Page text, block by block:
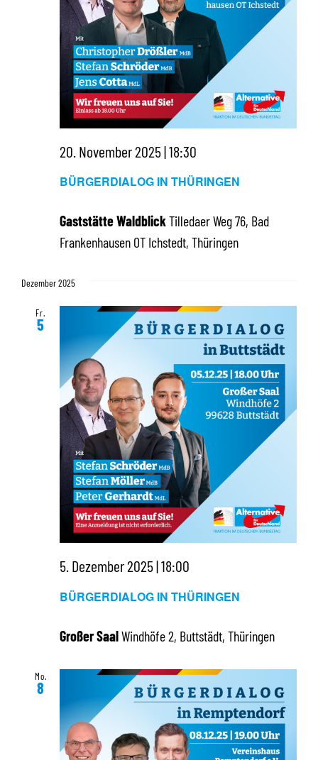
BÜRGERDIALOG IN THÜRINGEN
20. November 2025 | 18:30
Gaststätte WaldblickTilledaer Weg 76, Bad
Frankenhausen OT Ichstedt, Thüringen
Dezember 2025
Fr.
5
BÜRGERDIALOG IN THÜRINGEN
5. Dezember 2025 | 18:00
Großer SaalWindhöfe 2, Buttstädt, Thüringen
Mo.
8